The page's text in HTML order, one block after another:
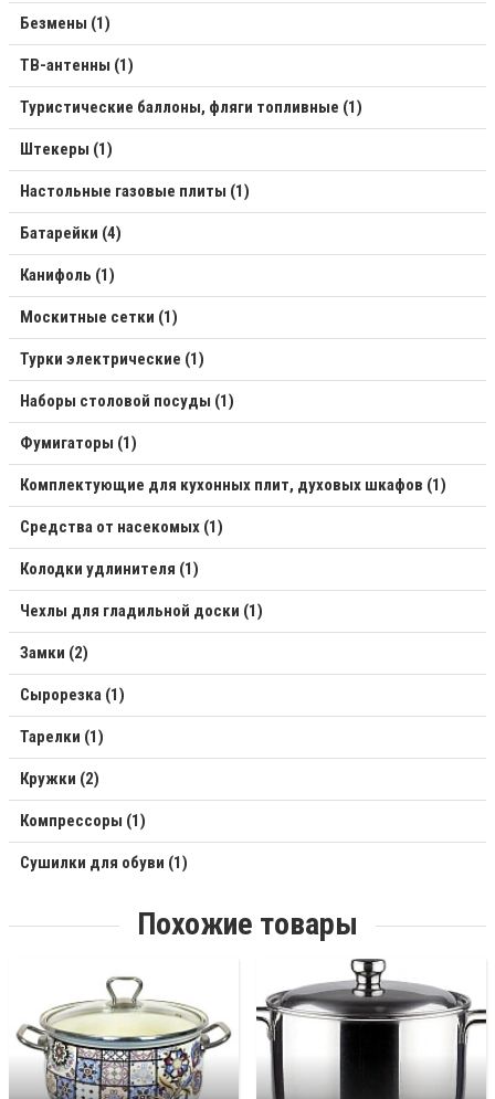
Безмены (1)
ТВ-антенны (1)
Туристические баллоны, фляги топливные (1)
Штекеры (1)
Настольные газовые плиты (1)
Батарейки (4)
Канифоль (1)
Москитные сетки (1)
Турки электрические (1)
Наборы столовой посуды (1)
Фумигаторы (1)
Комплектующие для кухонных плит, духовых шкафов (1)
Средства от насекомых (1)
Колодки удлинителя (1)
Чехлы для гладильной доски (1)
Замки (2)
Сырорезка (1)
Тарелки (1)
Кружки (2)
Компрессоры (1)
Сушилки для обуви (1)
Похожие товары